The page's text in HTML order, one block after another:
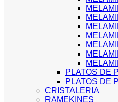
PLATOS DE
PLATOS DE
CRISTALERIA
RAMEKINES